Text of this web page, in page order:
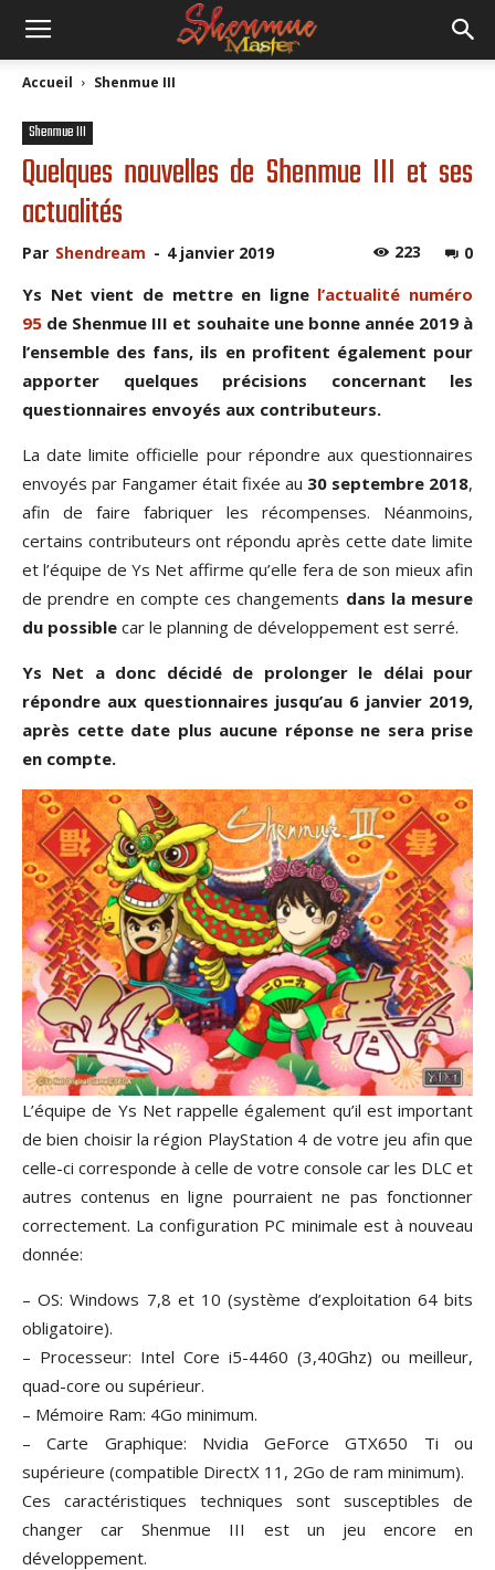
Accueil Shenmue III
Shenmue III
Quelques nouvelles de Shenmue III et ses
actualités
Par Shendream - 4 janvier 2019 0
223
Ys Net vient de mettre en ligne l’actualité numéro
95 de Shenmue III et souhaite une bonne année 2019 à
l’ensemble des fans, ils en profitent également pour
apporter quelques précisions concernant les
questionnaires envoyés aux contributeurs.
La date limite officielle pour répondre aux questionnaires
envoyés par Fangamer était fixée au 30 septembre 2018,
afin de faire fabriquer les récompenses. Néanmoins,
certains contributeurs ont répondu après cette date limite
et l’équipe de Ys Net affirme qu’elle fera de son mieux afin
de prendre en compte ces changements dans la mesure
du possible car le planning de développement est serré.
Ys Net a donc décidé de prolonger le délai pour
répondre aux questionnaires jusqu’au 6 janvier 2019,
après cette date plus aucune réponse ne sera prise
en compte.
L’équipe de Ys Net rappelle également qu’il est important
de bien choisir la région PlayStation 4 de votre jeu afin que
celle-ci corresponde à celle de votre console car les DLC et
autres contenus en ligne pourraient ne pas fonctionner
correctement. La configuration PC minimale est à nouveau
donnée:
– OS: Windows 7,8 et 10 (système d’exploitation 64 bits
obligatoire).
– Processeur: Intel Core i5-4460 (3,40Ghz) ou meilleur,
quad-core ou supérieur.
– Mémoire Ram: 4Go minimum.
– Carte Graphique: Nvidia GeForce GTX650 Ti ou
supérieure (compatible DirectX 11, 2Go de ram minimum).
Ces caractéristiques techniques sont susceptibles de
changer car Shenmue III est un jeu encore en
développement.